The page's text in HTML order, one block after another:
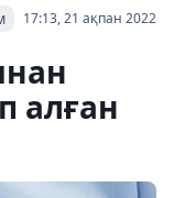
17:13, 21 ақпан 2022
алған